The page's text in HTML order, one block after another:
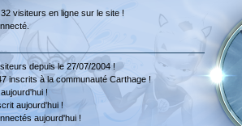
32 visiteurs en ligne sur le site !
depuis le 27/07/2004 !
inscritsà la communauté Carthage !
aujourd'hui !
aujourd'hui !
aujourd'hui !